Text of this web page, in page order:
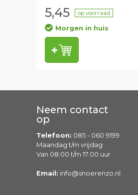
5,45 op voorraad
Morgen in huis
Neem contact
op
Telefoon: 085 - 060 9199
Maandag t/m vrijdag
Van 08:00 t/m 17:00 uur
Email: info@snoerenzo.nl